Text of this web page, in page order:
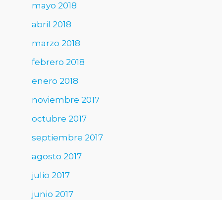
mayo 2018
abril 2018
marzo 2018
febrero 2018
enero 2018
noviembre 2017
octubre 2017
septiembre 2017
agosto 2017
julio 2017
junio 2017